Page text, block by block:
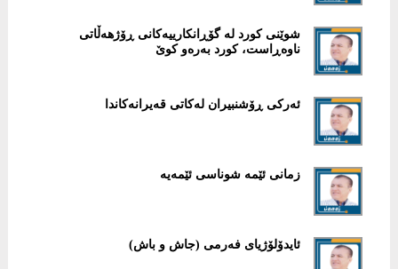
شوێنی کورد لە گۆڕانکارییەکانی ڕۆژهەڵاتی
ناوەڕاست، کورد بەرەو کوێ
ئەرکی ڕۆشنبیران لەکاتی قەیرانەکاندا
زمانی ئێمە شوناسی ئێمەیە
ئایدۆلۆژیای فەرمی (جاش و باش)